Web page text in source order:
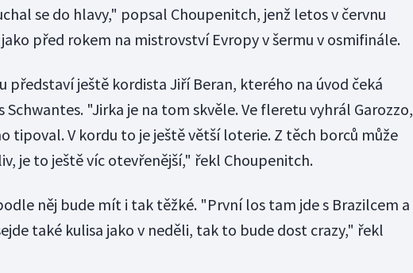
se do hlavy," popsal Choupenitch, jenž letos v červnu
před rokem na mistrovství Evropy v šermu v osmifinále.
představí ještě kordista Jiří Beran, kterého na úvod čeká
Schwantes. "Jirka je na tom skvěle. Ve fleretu vyhrál Garozzo,
tipoval. V kordu to je ještě větší loterie. Z těch borců může
je to ještě víc otevřenější," řekl Choupenitch.
něj bude mít i tak těžké. "První los tam jde s Brazilcem a
také kulisa jako v neděli, tak to bude dost crazy," řekl